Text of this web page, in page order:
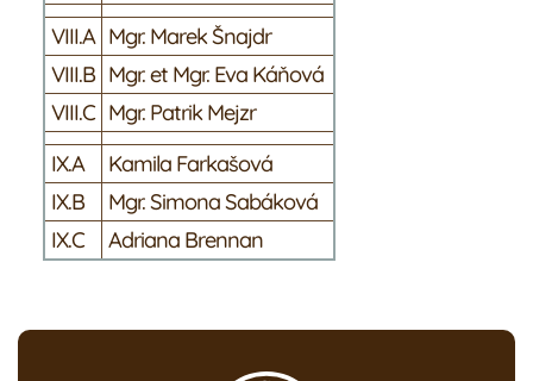
VIII.A Mgr. Marek Šnajdr
VIII.B Mgr. et Mgr. Eva Káňová
VIII.C Mgr. Patrik Mejzr
IX.A
Kamila Farkašová
IX.B
Mgr. Simona Sabáková
IX.C
Adriana Brennan